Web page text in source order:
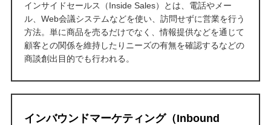
インサイドセールス（Inside Sales）とは、電話やメー
ル、Web会議システムなどを使い、訪問せずに営業を行う
方法。単に商品を売るだけでなく、情報提供などを通じて
顧客との関係を維持したりニーズの有無を確認するなどの
商談創出目的でも行われる。
インバウンドマーケティング（Inbound